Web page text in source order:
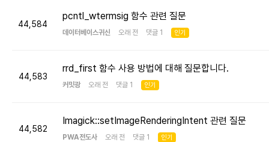
44,584
pcntl_wtermsig 함수 관련 질문
데이터베이스귀신 오래 전 댓글 1 인기
44,583
rrd_first 함수 사용 방법에 대해 질문합니다.
커밋광 오래 전 댓글 1 인기
44,582
Imagick::setImageRenderingIntent 관련 질문
PWA전도사 오래 전 댓글 1 인기